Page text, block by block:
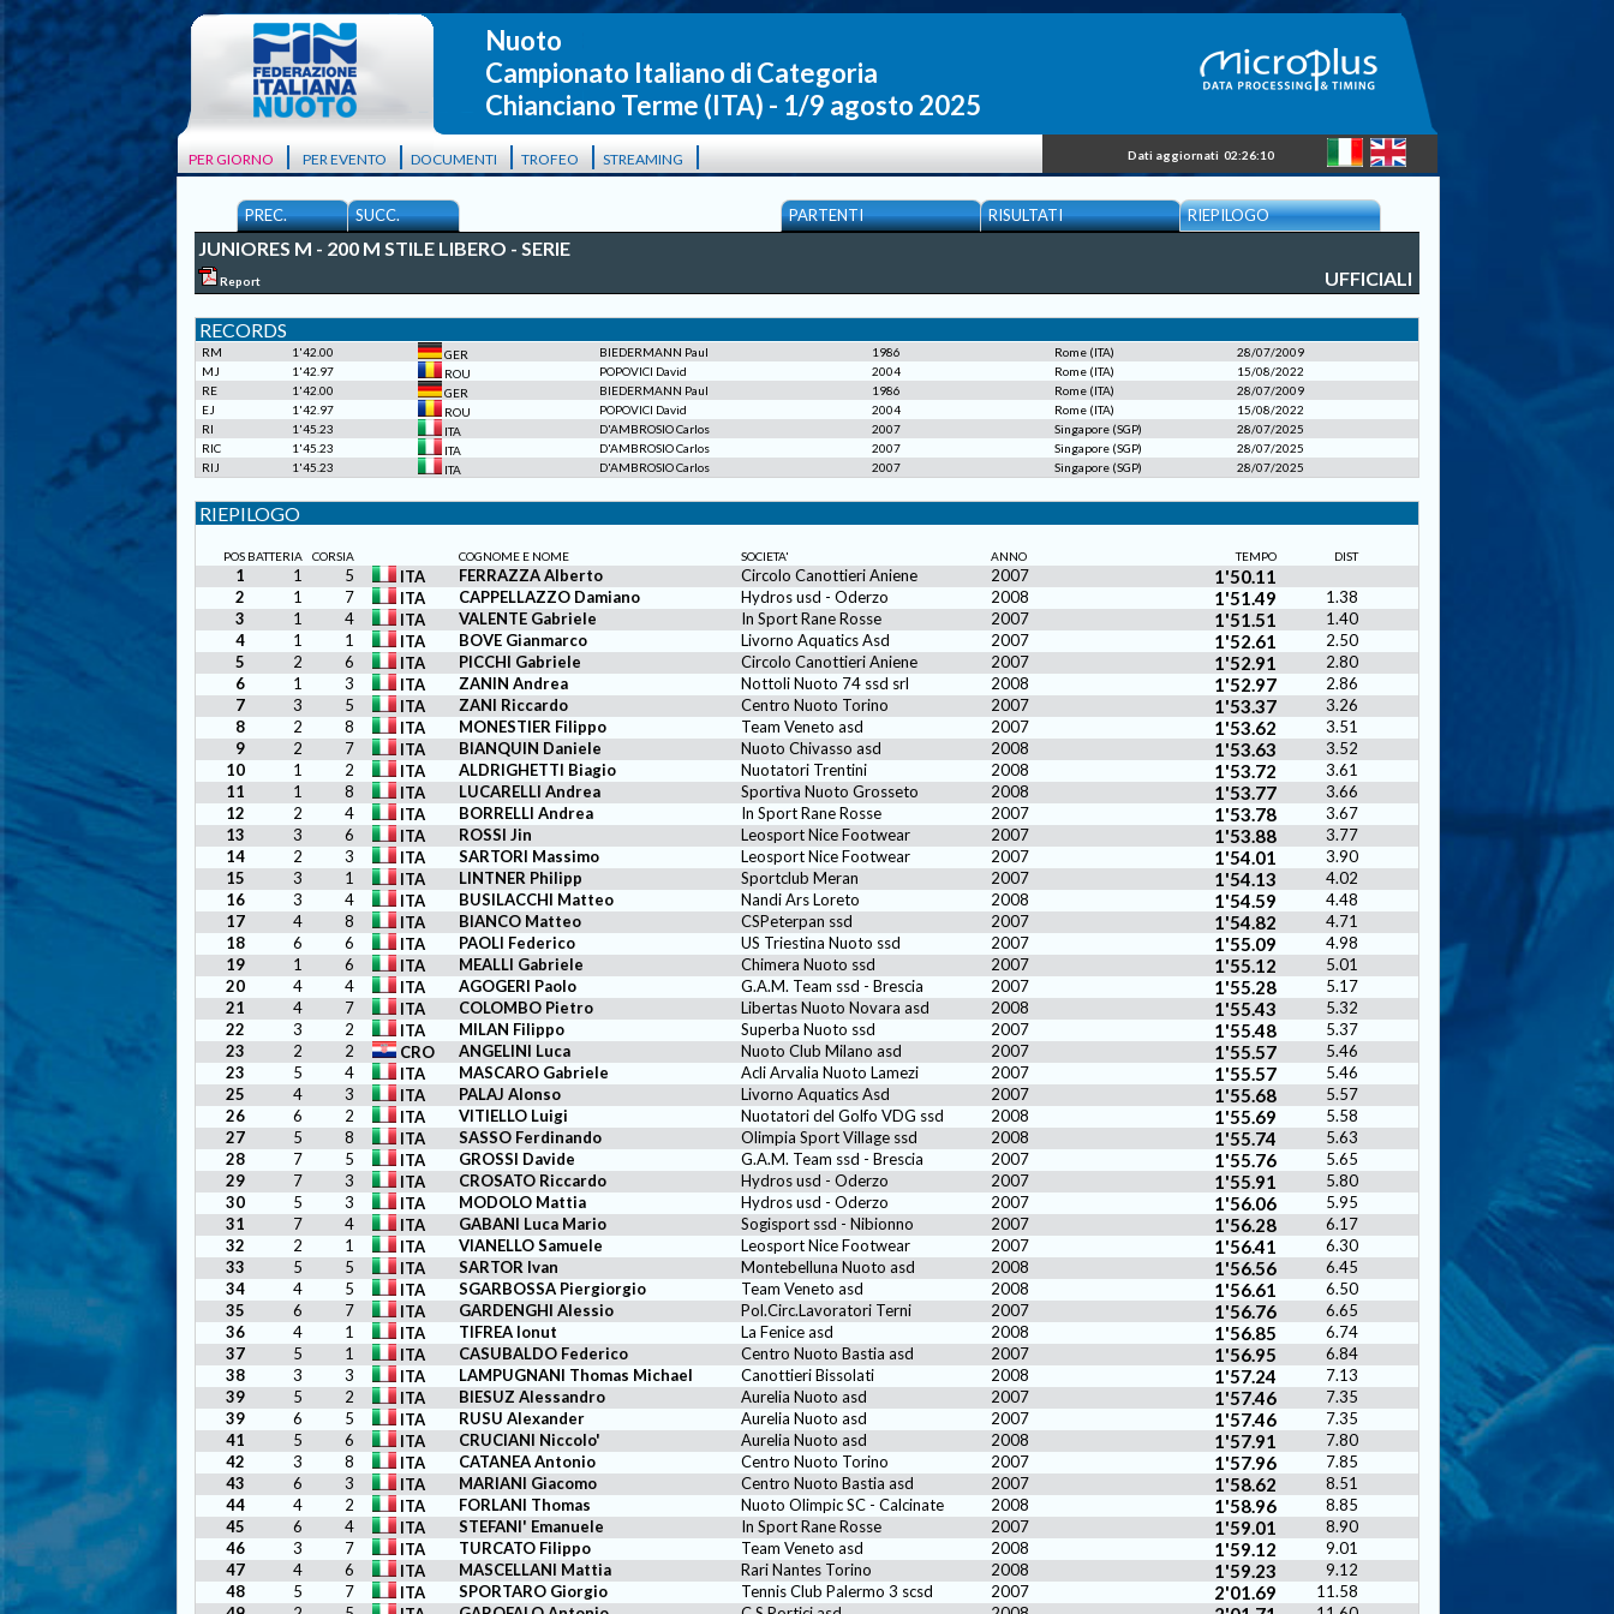
Nuoto
Campionato Italiano di Categoria
Chianciano Terme (ITA) - 1/9 agosto 2025
PER GIORNO|PER EVENTO|DOCUMENTI|TROFEO|STREAMING| Dati aggiornati 02:26:10
PREC. SUCC. PARTENTI RISULTATI RIEPILOGO
JUNIORES M - 200 M STILE LIBERO - SERIE
Report UFFICIALI
RECORDS
RM 1'42.00 GER BIEDERMANN Paul 1986 Rome (ITA)
28/07/2009
MJ
1'42.97 ROU POPOVICI David 2004 Rome (ITA)
15/08/2022
RE
1'42.00 GER BIEDERMANN Paul 1986 Rome (ITA)
28/07/2009
EJ
1'42.97 ROU POPOVICI David 2004 Rome (ITA)
15/08/2022
RI
1'45.23 ITA D'AMBROSIO Carlos 2007 Singapore (SGP)
28/07/2025
RIC
1'45.23 ITA D'AMBROSIO Carlos 2007 Singapore (SGP)
28/07/2025
RIJ
1'45.23 ITA D'AMBROSIO Carlos 2007 Singapore (SGP) 28/07/2025
RIEPILOGO
POS BATTERIA CORSIA COGNOME E NOME SOCIETA' ANNO TEMPO DIST
1 1 5 ITA FERRAZZA Alberto Circolo Canottieri Aniene 2007 1'50.11
2 1 7 ITA CAPPELLAZZO Damiano Hydros usd - Oderzo 2008 1'51.49
1.38
3
1 4 ITA VALENTE Gabriele In Sport Rane Rosse 2007 1'51.51
1.40
4
1 1 ITA BOVE Gianmarco Livorno Aquatics Asd 2007 1'52.61
2.50
5
2 6 ITA PICCHI Gabriele Circolo Canottieri Aniene 2007 1'52.91
2.80
6
1 3 ITA ZANIN Andrea Nottoli Nuoto 74 ssd srl 2008 1'52.97
2.86
7
3 5 ITA ZANI Riccardo Centro Nuoto Torino 2007 1'53.37
3.26
8
2 8 ITA MONESTIER Filippo Team Veneto asd 2007 1'53.62
3.51
9
2 7 ITA BIANQUIN Daniele Nuoto Chivasso asd 2008 1'53.63
3.52
10
1 2 ITA ALDRIGHETTI Biagio Nuotatori Trentini 2008 1'53.72
3.61
11
1 8 ITA LUCARELLI Andrea Sportiva Nuoto Grosseto 2008 1'53.77
3.66
12
2 4 ITA BORRELLI Andrea In Sport Rane Rosse 2007 1'53.78
3.67
13
3 6 ITA ROSSI Jin Leosport Nice Footwear 2007 1'53.88
3.77
14
2 3 ITA SARTORI Massimo Leosport Nice Footwear 2007 1'54.01
3.90
15
3 1 ITA LINTNER Philipp Sportclub Meran 2007 1'54.13
4.02
16
3 4 ITA BUSILACCHI Matteo Nandi Ars Loreto 2008 1'54.59
4.48
17
4 8 ITA BIANCO Matteo CSPeterpan ssd 2007 1'54.82
4.71
18
6 6 ITA PAOLI Federico US Triestina Nuoto ssd 2007 1'55.09
4.98
19
1 6 ITA MEALLI Gabriele Chimera Nuoto ssd 2007 1'55.12
5.01
20
4 4 ITA AGOGERI Paolo G.A.M. Team ssd - Brescia 2007 1'55.28
5.17
21
4 7 ITA COLOMBO Pietro Libertas Nuoto Novara asd 2008 1'55.43
5.32
22
3 2 ITA MILAN Filippo Superba Nuoto ssd 2007 1'55.48
5.37
23
2 2 CRO ANGELINI Luca Nuoto Club Milano asd 2007 1'55.57
5.46
23
5 4 ITA MASCARO Gabriele Acli Arvalia Nuoto Lamezi 2007 1'55.57
5.46
25
4 3 ITA PALAJ Alonso Livorno Aquatics Asd 2007 1'55.68
5.57
26
6 2 ITA VITIELLO Luigi Nuotatori del Golfo VDG ssd 2008 1'55.69
5.58
27
5 8 ITA SASSO Ferdinando Olimpia Sport Village ssd 2008 1'55.74
5.63
28
7 5 ITA GROSSI Davide G.A.M. Team ssd - Brescia 2007 1'55.76
5.65
29
7 3 ITA CROSATO Riccardo Hydros usd - Oderzo 2007 1'55.91
5.80
30
5 3 ITA MODOLO Mattia Hydros usd - Oderzo 2007 1'56.06
5.95
31
7 4 ITA GABANI Luca Mario Sogisport ssd - Nibionno 2007 1'56.28
6.17
32
2 1 ITA VIANELLO Samuele Leosport Nice Footwear 2007 1'56.41
6.30
33
5 5 ITA SARTOR Ivan Montebelluna Nuoto asd 2008 1'56.56
6.45
34
4 5 ITA SGARBOSSA Piergiorgio Team Veneto asd 2008 1'56.61
6.50
35
6 7 ITA GARDENGHI Alessio Pol.Circ.Lavoratori Terni 2007 1'56.76
6.65
36
4 1 ITA TIFREA Ionut La Fenice asd 2008 1'56.85
6.74
37
5 1 ITA CASUBALDO Federico Centro Nuoto Bastia asd 2007 1'56.95
6.84
38
3 3 ITA LAMPUGNANI Thomas Michael Canottieri Bissolati 2008 1'57.24
7.13
39
5 2 ITA BIESUZ Alessandro Aurelia Nuoto asd 2007 1'57.46
7.35
39
6 5 ITA RUSU Alexander Aurelia Nuoto asd 2007 1'57.46
7.35
41
5 6 ITA CRUCIANI Niccolo' Aurelia Nuoto asd 2008 1'57.91
7.80
42
3 8 ITA CATANEA Antonio Centro Nuoto Torino 2007 1'57.96
7.85
43
6 3 ITA MARIANI Giacomo Centro Nuoto Bastia asd 2007 1'58.62
8.51
44
4 2 ITA FORLANI Thomas Nuoto Olimpic SC - Calcinate 2008 1'58.96
8.85
45
6 4 ITA STEFANI' Emanuele In Sport Rane Rosse 2007 1'59.01
8.90
46
3 7 ITA TURCATO Filippo Team Veneto asd 2008 1'59.12
9.01
47
4 6 ITA MASCELLANI Mattia Rari Nantes Torino 2008 1'59.23
9.12
48
5 7 ITA SPORTARO Giorgio Tennis Club Palermo 3 scsd 2007 2'01.69
11.58